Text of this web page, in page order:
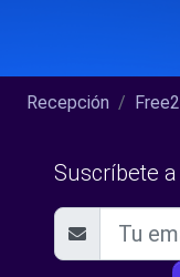
Recepción
Suscríbete